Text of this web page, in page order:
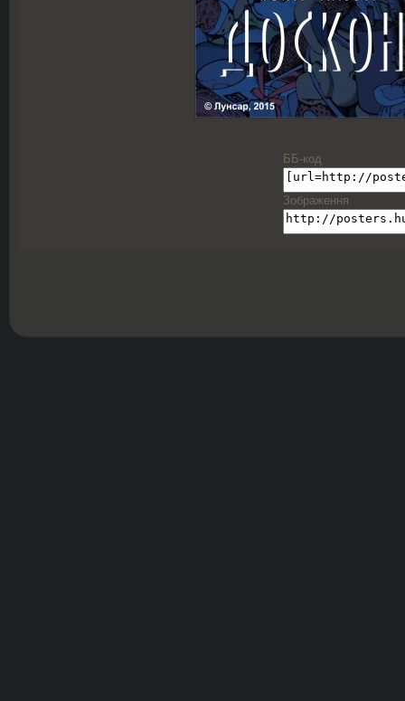
ББ-код
Зображення